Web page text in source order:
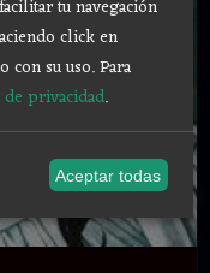
tu navegación
click en
con su uso.Para
privacidad.
Aceptar todas